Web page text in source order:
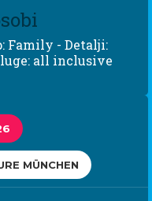
Family - Detalji:
all inclusive
MÜNCHEN